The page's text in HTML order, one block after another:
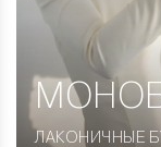
ЛАКОНИЧНЫЕ